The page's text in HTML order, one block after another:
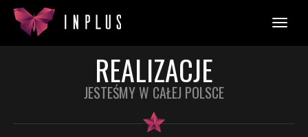
REALIZACJE
JESTEŚMY W CAŁEJ POLSCE